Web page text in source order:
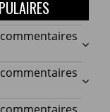
Les
qui